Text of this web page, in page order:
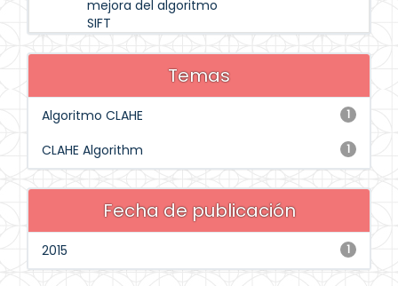
mejora del algoritmo
SIFT
Temas
1
Algoritmo CLAHE
1
CLAHE Algorithm
Fecha de publicación
1
2015